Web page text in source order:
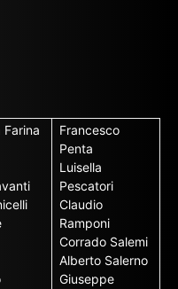
Farina
Francesco
Penta
Luisella
Pescatori
Claudio
Ramponi
Corrado Salemi
Alberto Salerno
Giuseppe